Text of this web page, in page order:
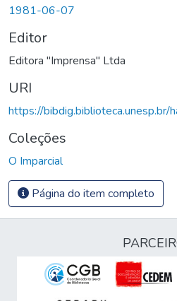
1981-06-07
Editor
Editora "Imprensa" Ltda
URI
https://
Coleções
O Imparcial
Página do item completo